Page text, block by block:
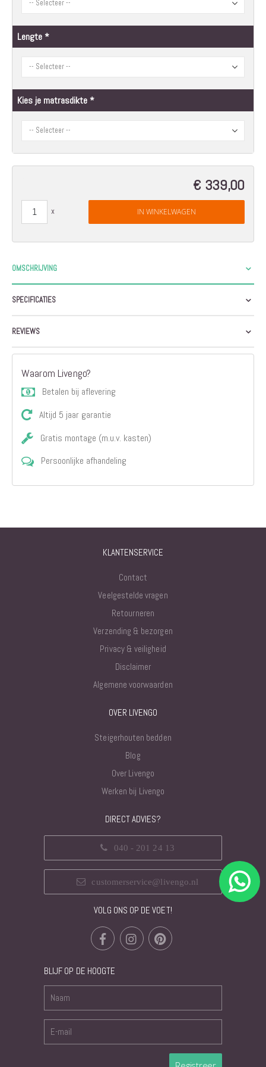
Lengte
Kies je matrasdikte
€ 339,00
IN WINKELWAGEN
OMSCHRIJVING
SPECIFICATIES
REVIEWS
Waarom Livengo?
Betalen bij aflevering
Altijd 5 jaar garantie
Gratis montage (m.u.v. kasten)
Persoonlijke afhandeling
KLANTENSERVICE
Contact
Veelgestelde vragen
Retourneren
Verzending & bezorgen
Privacy & veiligheid
Disclaimer
Algemene voorwaarden
OVER LIVENGO
Steigerhouten bedden
Blog
Over Livengo
Werken bij Livengo
DIRECT ADVIES?
040 - 201 24 13
customerservice@livengo.nl
VOLG ONS OP DE VOET!
BLIJF OP DE HOOGTE